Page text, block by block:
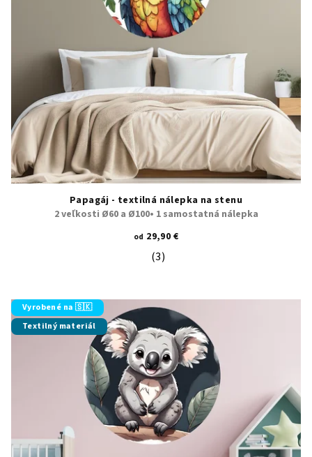
Papagáj - textilná nálepka na stenu
2 veľkosti Ø60 a Ø100• 1 samostatná nálepka
od 29,90 €
Priemerné hodnotenie produktu
(3)
Vyrobené na 🇸🇰
Textilný materiál